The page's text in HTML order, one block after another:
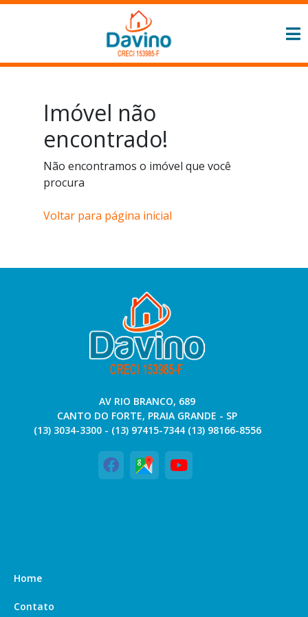
Imóvel não
encontrado!
Não encontramos o imóvel que você
procura
Voltar para página inicial
AV RIO BRANCO, 689
CANTO DO FORTE, PRAIA GRANDE - SP
(13) 3034-3300 - (13) 97415-7344 (13) 98166-8556
Home
Contato